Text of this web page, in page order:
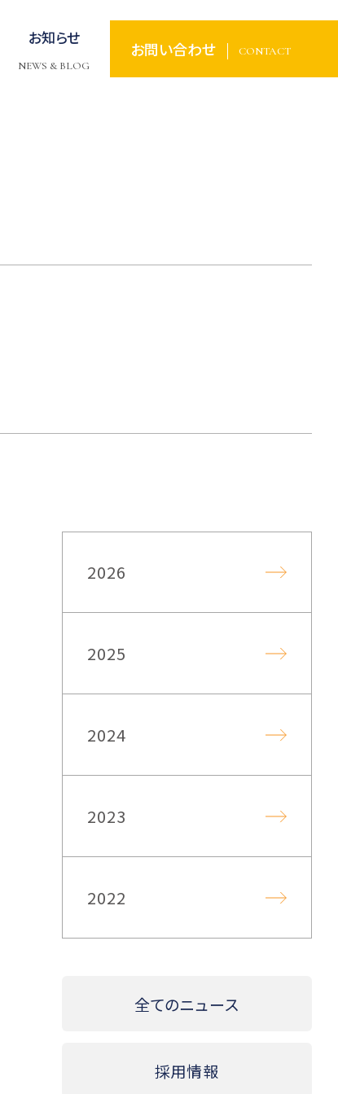
お知らせ
NEWS & BLOG
お問い合わせ CONTACT
2026
2025
2024
2023
2022
全てのニュース
採用情報